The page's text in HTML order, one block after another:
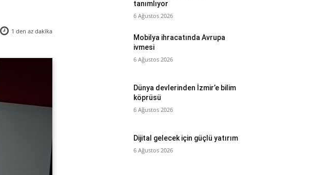
1 den az dakika
tanımlıyor
6 Ağustos 2026
Mobilya ihracatında Avrupa
ivmesi
6 Ağustos 2026
Dünya devlerinden İzmir’e bilim
köprüsü
6 Ağustos 2026
Dijital gelecek için güçlü yatırım
6 Ağustos 2026